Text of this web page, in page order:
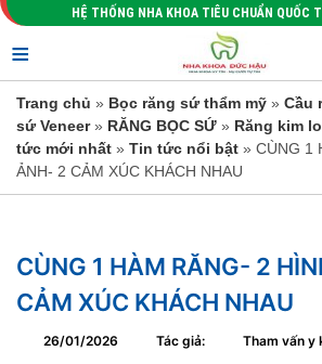
HỆ THỐNG NHA KHOA TIÊU CHUẨN QUỐC
≡
Trang chủ » Bọc răng sứ thẩm mỹ » Cầu
sứ Veneer» RĂNG BỌC SỨ » Răng kim
tức mới nhất » Tin tức nổi bật » CÙNG 1
ẢNH- 2 CẢM XÚC KHÁCH NHAU
CÙNG 1 HÀM RĂNG- 2
CẢM XÚC KHÁCH NHAU
26/01/2026 Tác giả:
Tham vấn y